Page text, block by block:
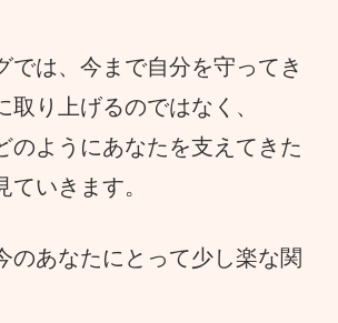
では、今まで自分を守ってき
取り上げるのではなく、
のようにあなたを支えてきた
いきます。
のあなたにとって少し楽な関